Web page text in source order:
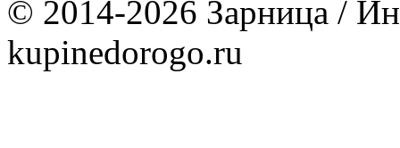
© 2014-2026 Зарница /
kupinedorogo.ru